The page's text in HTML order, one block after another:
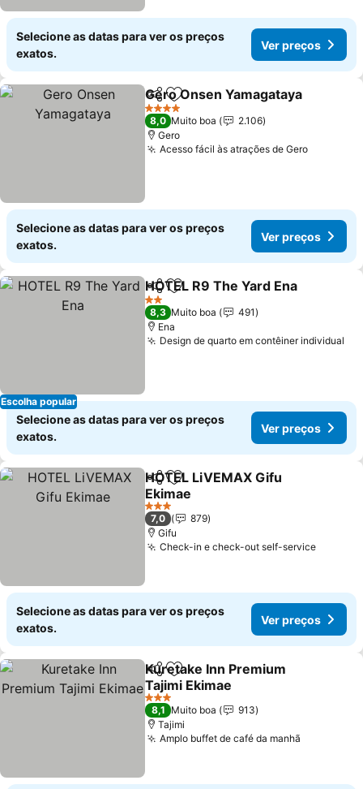
Selecione as datas para ver os preços
exatos.
Ver preços
PartilharAdicionar aos favoritos
Gero Onsen Yamagataya
4 Estrelas
8,0 Muito boa
2.106
Gero
Acesso fácil às atrações de GeroVer
Selecione as datas para ver os preços
exatos.
Ver preços
Escolha popular
PartilharAdicionar aos favoritos
HOTEL R9 The Yard Ena
2 Estrelas
8,3 Muito boa
491
Ena
Design de quarto em contêiner individual
Selecione as datas para ver os preços
exatos.
Ver preços
PartilharAdicionar aos favoritos
HOTEL LiVEMAX Gifu
Ekimae
Ver preços
3 Estrelas
7,0
879
Gifu
Check-in e check-out self-serviceVer
Selecione as datas para ver os preços
exatos.
Ver preços
PartilharAdicionar aos favoritos
Kuretake Inn Premium
Tajimi Ekimae
Ver preços
3 Estrelas
8,1 Muito boa
913
Tajimi
Amplo buffet de café da manhã